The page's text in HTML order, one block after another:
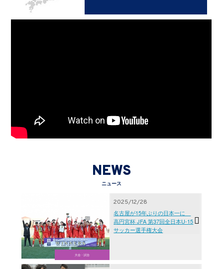
NEWS
ニュース
大会・試合
2025/12/28
名古屋が15年ぶりの日本一に
高円宮杯 JFA 第37回全日本U-15
サッカー選手権大会